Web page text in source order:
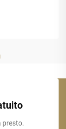
presto.